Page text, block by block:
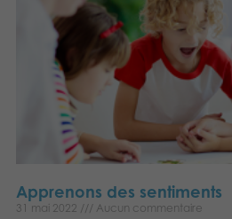
Apprenons des sentiments
31 mai 2022 Aucun commentaire